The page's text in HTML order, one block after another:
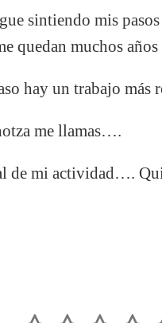
sintiendo mis
quedan muchos
hay un trabajo más
me llamas….
de mi actividad….